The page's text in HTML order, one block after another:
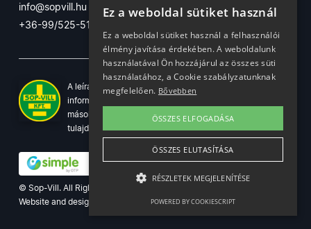
info@sopvill.hu
+36-99/525-515
Szombaton
A leírások, fotók, logók, és minden egyéb azon szereplő
információ cégünk szellemi tulajdonát képezik. Azok
másolása, üzleti célú felhasználása kizárólag a jog
tulajdonosának beleegyezésével történhet.
© Sop-Vill. All Rights Reserved.
Website and design by
Ez a weboldal sütiket használ
Ez a weboldal sütiket használ a felhasználói
élmény javítása érdekében. A weboldalunk
használatával Ön hozzájárul az összes süti
használatához, a Cookie szabályzatunknak
megfelelően. Bővebben
ÖSSZES ELFOGADÁSA
ÖSSZES ELUTASÍTÁSA
RÉSZLETEK MEGJELENÍTÉSE
POWERED BY COOKIESCRIPT